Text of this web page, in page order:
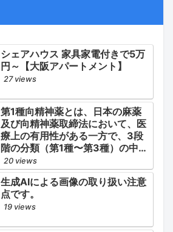
シェアハウス 家具家電付きで5万
円～【大阪アパートメント】
27 views
第1種向精神薬とは、日本の麻薬
及び向精神薬取締法において、医
療上の有用性がある一方で、3段
階の分類（第1種〜第3種）の中で
最も医療用としての濫用の危険性
が高く、有害作用が強いとされる
医薬品です。
20 views
生成AIによる画像の取り扱い注意
点です。
19 views